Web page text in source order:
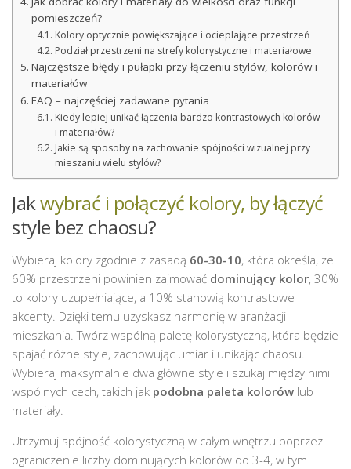
pomieszczeń?
Kolory optycznie powiększające i ocieplające przestrzeń
Podział przestrzeni na strefy kolorystyczne i materiałowe
Najczęstsze błędy i pułapki przy łączeniu stylów, kolorów i
materiałów
FAQ – najczęściej zadawane pytania
Kiedy lepiej unikać łączenia bardzo kontrastowych kolorów
i materiałów?
Jakie są sposoby na zachowanie spójności wizualnej przy
mieszaniu wielu stylów?
Jakwybrać i połączyć kolory, by łączyć
style bez chaosu?
Wybieraj kolory zgodnie z zasadą 60-30-10, która określa, że
60% przestrzeni powinien zajmować dominujący kolor, 30%
to kolory uzupełniające, a 10% stanowią kontrastowe
akcenty. Dzięki temu uzyskasz harmonię w aranżacji
mieszkania. Twórz wspólną paletę kolorystyczną, która będzie
spajać różne style, zachowując umiar i unikając chaosu.
Wybieraj maksymalnie dwa główne style i szukaj między nimi
wspólnych cech, takich jak podobna paleta kolorów lub
materiały.
Utrzymuj spójność kolorystyczną w całym wnętrzu poprzez
ograniczenie liczby dominujących kolorów do 3-4, w tym